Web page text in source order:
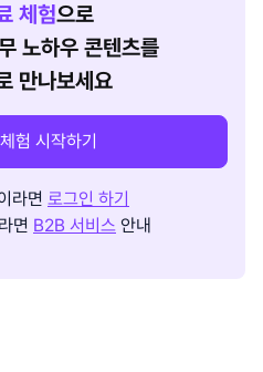
체험으로
노하우 콘텐츠를
만나보세요
험 시작하기
라면 로그인 하기
면 B2B 서비스 안내